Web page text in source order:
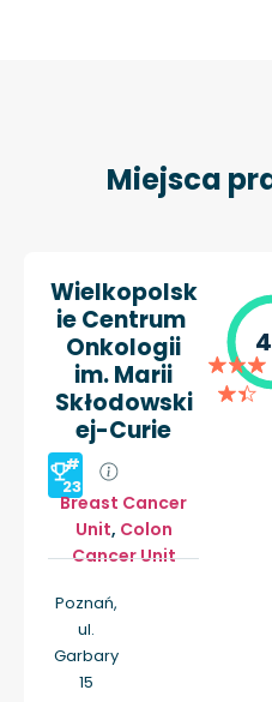
Miejsca
Wielkopolsk
ie Centrum
Onkologii
im. Marii
Skłodowski
ej-Curie
#
23
Breast Cancer
Unit, Colon
Cancer Unit
Poznań,
ul.
Garbary
15